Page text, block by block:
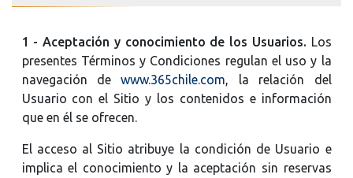
1 - Aceptación y conocimiento de los Usuarios. Los
presentes Términos y Condiciones regulan el uso y la
navegación dewww.365chile.com, la relación del
Usuario con el Sitio y los contenidos e información
que en él se ofrecen.
El acceso al Sitio atribuye la condición de Usuario e
implica el conocimiento y la aceptación sin reservas